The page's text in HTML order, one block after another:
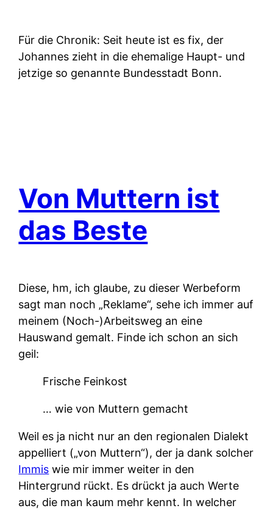
Für die Chronik: Seit heute ist es fix, der
Johannes zieht in die ehemalige Haupt- und
jetzige so genannte Bundesstadt Bonn.
Von Muttern ist
das Beste
Diese, hm, ich glaube, zu dieser Werbeform
sagt man noch „Reklame“, sehe ich immer auf
meinem (Noch-)Arbeitsweg an eine
Hauswand gemalt. Finde ich schon an sich
geil:
Frische Feinkost
… wie von Muttern gemacht
Weil es ja nicht nur an den regionalen Dialekt
appelliert („von Muttern“), der ja dank solcher
Immis wie mir immer weiter in den
Hintergrund rückt. Es drückt ja auch Werte
aus, die man kaum mehr kennt. In welcher